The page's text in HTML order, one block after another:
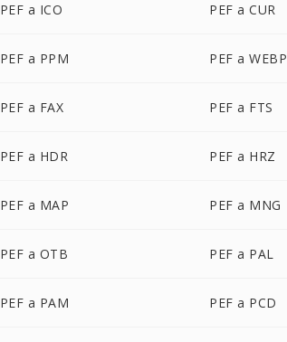
PEF a ICO PEF a CUR
PEF a PPM PEF a WEBP
PEF a FAX PEF a FTS
PEF a HDR PEF a HRZ
PEF a MAP PEF a MNG
PEF a OTB PEF a PAL
PEF a PAM PEF a PCD